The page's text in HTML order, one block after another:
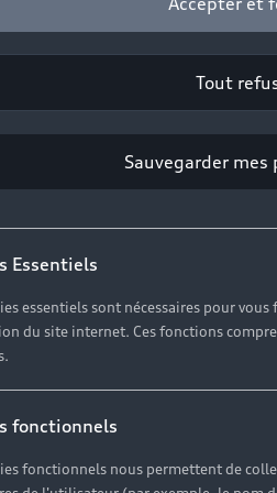
la part de Volkswagen
des offres personnalisées
proposent.
des offres
Tout
Sauvegarder mes
Essentiels
essentiels sont nécessaires pour
du site internet. Ces fonctions
fonctionnels
fonctionnels nous permettent de